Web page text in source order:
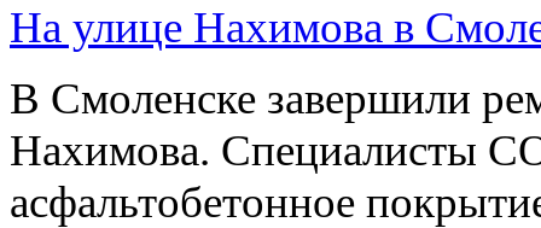
На улице Нахимова в
В Смоленске завершили
Нахимова. Специалисты
асфальтобетонное